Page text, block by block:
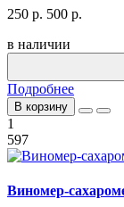
250 р. 500 р.
в наличии
Подробнее
В корзину
1
597
Виномер-